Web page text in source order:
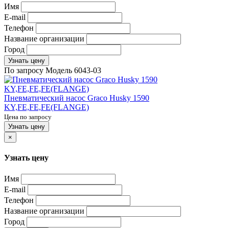
Имя
E-mail
Телефон
Название организации
Город
Узнать цену
По запросу Модель 6043-03
Пневматический насос Graco Husky 1590
KY,FE,FE,FE(FLANGE)
Цена по запросу
Узнать цену
×
Узнать цену
Имя
E-mail
Телефон
Название организации
Город